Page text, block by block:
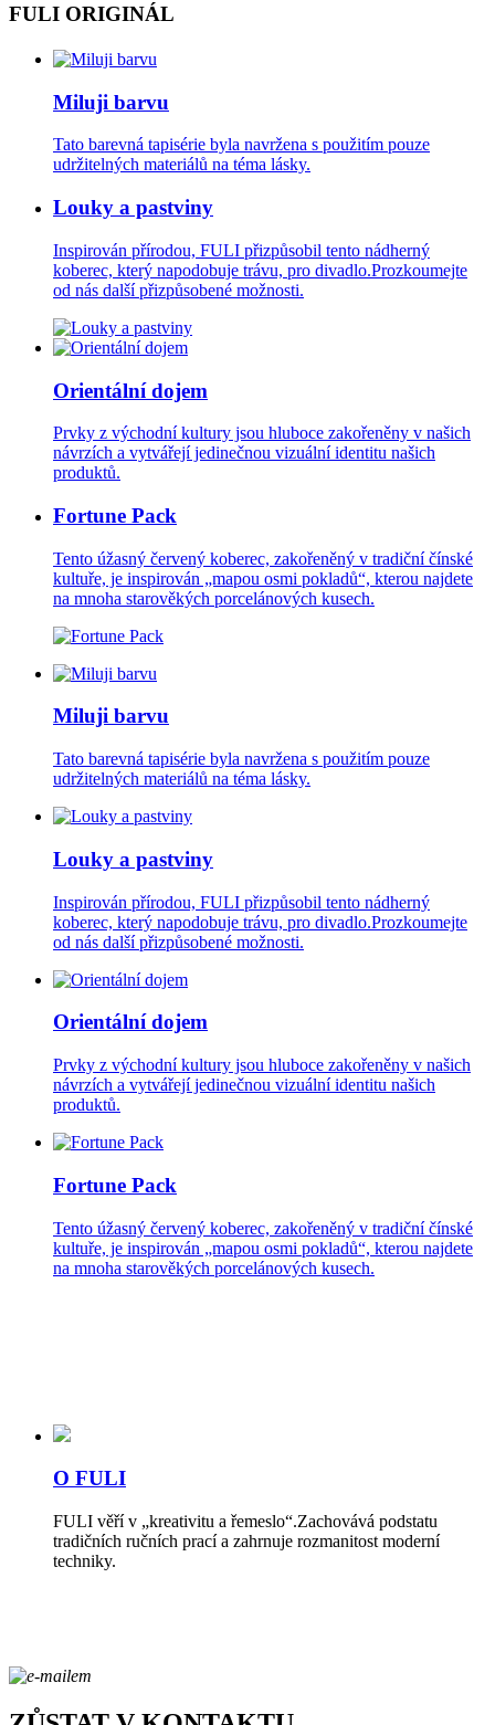
FULI ORIGINÁL
Miluji barvu
Tato barevná tapisérie byla navržena s použitím pouze
udržitelných materiálů na téma lásky.
Louky a pastviny
Inspirován přírodou, FULI přizpůsobil tento nádherný
koberec, který napodobuje trávu, pro divadlo.Prozkoumejte
od nás další přizpůsobené možnosti.
Orientální dojem
Prvky z východní kultury jsou hluboce zakořeněny v našich
návrzích a vytvářejí jedinečnou vizuální identitu našich
produktů.
Fortune Pack
Tento úžasný červený koberec, zakořeněný v tradiční čínské
kultuře, je inspirován „mapou osmi pokladů“, kterou najdete
na mnoha starověkých porcelánových kusech.
Miluji barvu
Tato barevná tapisérie byla navržena s použitím pouze
udržitelných materiálů na téma lásky.
Louky a pastviny
Inspirován přírodou, FULI přizpůsobil tento nádherný
koberec, který napodobuje trávu, pro divadlo.Prozkoumejte
od nás další přizpůsobené možnosti.
Orientální dojem
Prvky z východní kultury jsou hluboce zakořeněny v našich
návrzích a vytvářejí jedinečnou vizuální identitu našich
produktů.
Fortune Pack
Tento úžasný červený koberec, zakořeněný v tradiční čínské
kultuře, je inspirován „mapou osmi pokladů“, kterou najdete
na mnoha starověkých porcelánových kusech.
O FULI
FULI věří v „kreativitu a řemeslo“.Zachovává podstatu
tradičních ručních prací a zahrnuje rozmanitost moderní
techniky.